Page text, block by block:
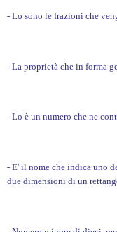
- Lo sono le frazioni che
- La proprietà che in forma
- Lo è un numero che ne
- E' il nome che indica uno
due dimensioni di un